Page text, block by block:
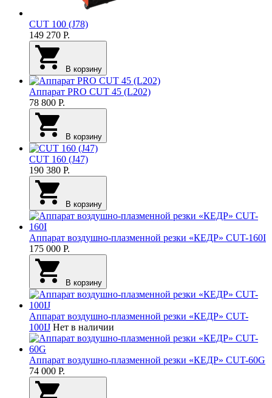
CUT 100 (J78)
149 270 Р.
В корзину
Аппарат PRO CUT 45 (L202)
78 800 Р.
В корзину
CUT 160 (J47)
190 380 Р.
В корзину
Аппарат воздушно-плазменной резки «КЕДР» CUT-160I
175 000 Р.
В корзину
Аппарат воздушно-плазменной резки «КЕДР» CUT-
100IJ Нет в наличии
Аппарат воздушно-плазменной резки «КЕДР» CUT-60G
74 000 Р.